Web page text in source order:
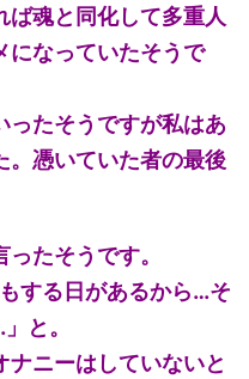
ば魂と同化して多重人
になっていたそうで
ったそうですが私はあ
。憑いていた者の最後
たそうです。
する日があるから…そ
と。
ニーはしていないと